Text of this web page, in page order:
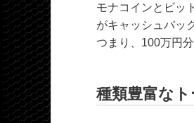
モナコインとビッ
がキャッシュバッ
つまり、100万円
種類豊富な